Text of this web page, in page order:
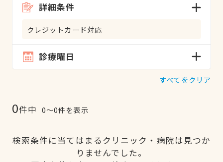
詳細条件
クレジットカード対応
診療曜日
すべてをクリア
0件中 0〜0件を表示
検索条件に当てはまるクリニック・病院は見つか
りませんでした。